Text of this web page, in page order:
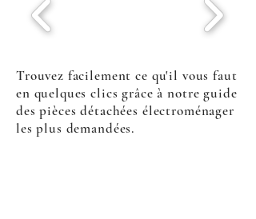
Trouvez facilement ce qu'il vous faut
en quelques clics grâce à notre guide
des pièces détachées électroménager
les plus demandées.